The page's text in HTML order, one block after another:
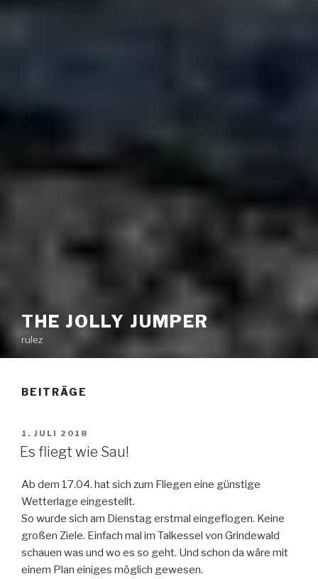
THE JOLLY JUMPER
rulez
BEITRÄGE
VERÖFFENTLICHT
AM
1. JULI 2018
Es fliegt wie Sau!
Ab dem 17.04. hat sich zum Fliegen eine günstige
Wetterlage eingestellt.
So wurde sich am Dienstag erstmal eingeflogen. Keine
großen Ziele. Einfach mal im Talkessel von Grindewald
schauen was und wo es so geht. Und schon da wäre mit
einem Plan einiges möglich gewesen.